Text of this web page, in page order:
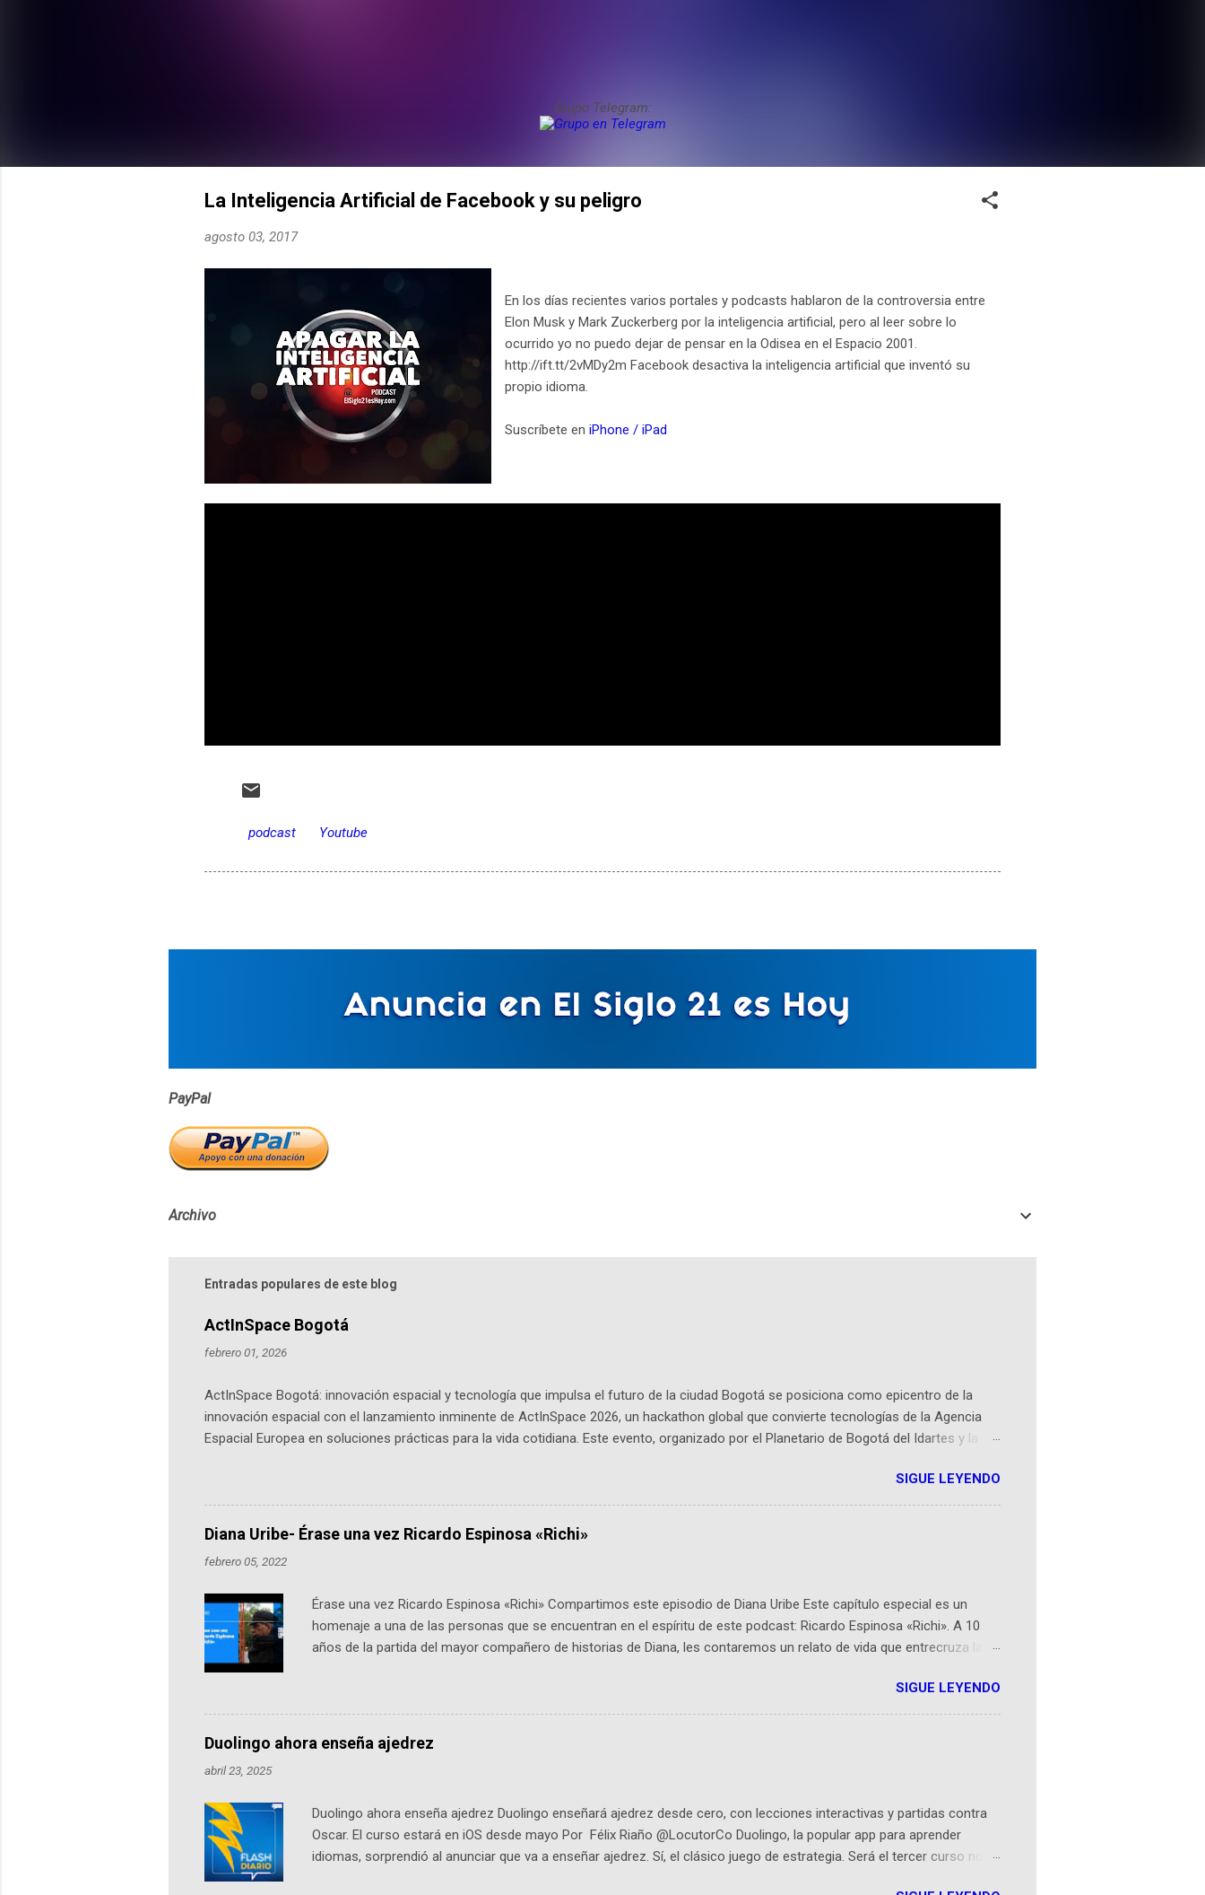
Grupo Telegram:
La Inteligencia Artificial de Facebook y su peligro
agosto 03, 2017
En los días recientes varios portales y podcasts hablaron de la controversia entre
Elon Musk y Mark Zuckerberg por la inteligencia artificial, pero al leer sobre lo
ocurrido yo no puedo dejar de pensar en la Odisea en el Espacio 2001.
http://ift.tt/2vMDy2m Facebook desactiva la inteligencia artificial que inventó su
propio idioma.
Suscríbete en iPhone / iPad
podcast Youtube
PayPal
Archivo
Entradas populares de este blog
ActInSpace Bogotá
febrero 01, 2026
ActInSpace Bogotá: innovación espacial y tecnología que impulsa el futuro de la ciudad Bogotá se posiciona como epicentro de la
innovación espacial con el lanzamiento inminente de ActInSpace 2026, un hackathon global que convierte tecnologías de la Agencia
Espacial Europea en soluciones prácticas para la vida cotidiana. Este evento, organizado por el Planetario de Bogotá del Idartes y la
emprendedores y estudiantes. Qué es ActInSpace y por qué importa en Bogotá ActInSpace es una competencia mundial que opera en
más de 60 ciudades, donde participantes tienen 24 horas para idear startups basadas en tecnologías espaciales como satélites y
datos orbitales. En Bogotá, arranca con un evento gratuito el 30 de enero a las 10:00 a. m. en el Planetario (calle 26B #5-93), in...
SIGUE LEYENDO
Diana Uribe- Érase una vez Ricardo Espinosa «Richi»
febrero 05, 2022
Érase una vez Ricardo Espinosa «Richi» Compartimos este episodio de Diana Uribe Este capítulo especial es un
homenaje a una de las personas que se encuentran en el espíritu de este podcast: Ricardo Espinosa «Richi». A 10
años de la partida del mayor compañero de historias de Diana, les contaremos un relato de vida que entrecruza la
podcast, de dónde viene "la fuerza poderosa", del relato viviente que encarna una joven librera de Barichara y de
nuestro protagonista: un personaje de gabán y sombrero que parecía sacado directamente de una novela de espías
Notas del episodio: -La colección Ricardo Espinosa: los cómics, las novelas y los libros reunidos por Richi hoy se
pueden consultar en la Biblioteca Luis Ángel Arango ¡Síguenos en nuestras Redes Sociales! Facebook:
SIGUE LEYENDO
Duolingo ahora enseña ajedrez
abril 23, 2025
Duolingo ahora enseña ajedrez Duolingo enseñará ajedrez desde cero, con lecciones interactivas y partidas contra
Oscar. El curso estará en iOS desde mayo Por Félix Riaño @LocutorCo Duolingo, la popular app para aprender
idiomas, sorprendió al anunciar que va a enseñar ajedrez. Sí, el clásico juego de estrategia. Será el tercer curso no